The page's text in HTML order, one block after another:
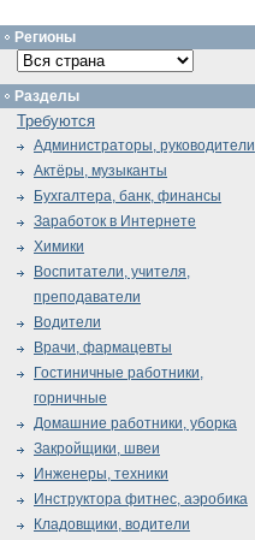
Регионы
Разделы
Требуются
Администраторы, руководители
Актёры, музыканты
Бухгалтера, банк, финансы
Заработок в Интернете
Химики
Воспитатели, учителя,
преподаватели
Водители
Врачи, фармацевты
Гостиничные работники,
горничные
Домашние работники, уборка
Закройщики, швеи
Инженеры, техники
Инструктора фитнес, аэробика
Кладовщики, водители